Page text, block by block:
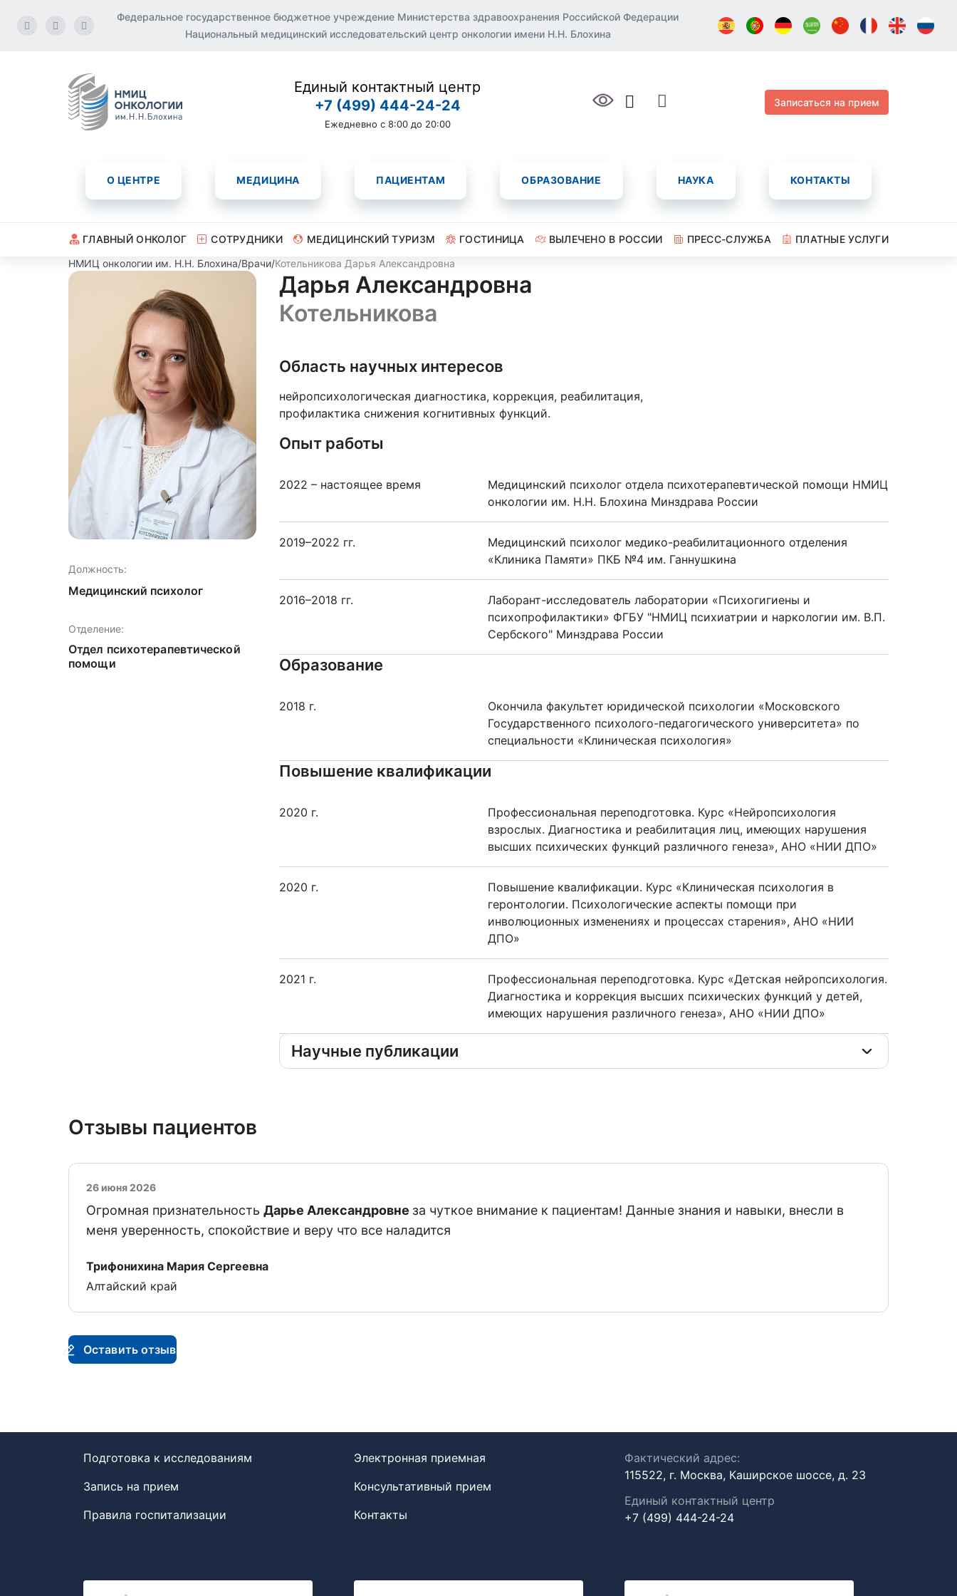
Федеральное государственное бюджетное учреждение Министерства здравоохранения Российской Федерации
Национальный медицинский исследовательский центр онкологии имени Н.Н. Блохина
Единый контактный центр
+7 (499) 444-24-24
Ежедневно с 8:00 до 20:00
Записаться на прием
О ЦЕНТРЕ МЕДИЦИНА ПАЦИЕНТАМ ОБРАЗОВАНИЕ НАУКА КОНТАКТЫ
ГЛАВНЫЙ ОНКОЛОГ СОТРУДНИКИ МЕДИЦИНСКИЙ ТУРИЗМ ГОСТИНИЦА ВЫЛЕЧЕНО В РОССИИ ПРЕСС-СЛУЖБА
ПЛАТНЫЕ УСЛУГИ
НМИЦ онкологии им. Н.Н. Блохина/Врачи/Котельникова Дарья Александровна
Дарья Александровна
Котельникова
Должность:
Медицинский психолог
Отделение:
Отдел психотерапевтической
помощи
Область научных интересов
нейропсихологическая диагностика, коррекция, реабилитация,
профилактика снижения когнитивных функций.
Опыт работы
2022 – настоящее время
Медицинский психолог отдела психотерапевтической помощи НМИЦ
онкологии им. Н.Н. Блохина Минздрава России
2019–2022 гг.
Медицинский психолог медико-реабилитационного отделения
«Клиника Памяти» ПКБ №4 им. Ганнушкина
2016–2018 гг.
Лаборант-исследователь лаборатории «Психогигиены и
психопрофилактики» ФГБУ "НМИЦ психиатрии и наркологии им. В.П.
Сербского" Минздрава России
Образование
2018 г.
Окончила факультет юридической психологии «Московского
Государственного психолого-педагогического университета» по
специальности «Клиническая психология»
Повышение квалификации
2020 г.
Профессиональная переподготовка. Курс «Нейропсихология
взрослых. Диагностика и реабилитация лиц, имеющих нарушения
высших психических функций различного генеза», АНО «НИИ ДПО»
2020 г.
Повышение квалификации. Курс «Клиническая психология в
геронтологии. Психологические аспекты помощи при
инволюционных изменениях и процессах старения», АНО «НИИ
ДПО»
2021 г.
Профессиональная переподготовка. Курс «Детская нейропсихология.
Диагностика и коррекция высших психических функций у детей,
имеющих нарушения различного генеза», АНО «НИИ ДПО»
Научные публикации
Отзывы пациентов
26 июня 2026
Огромная признательность Дарье Александровне за чуткое внимание к пациентам! Данные знания и навыки, внесли в
меня уверенность, спокойствие и веру что все наладится
Отзыв от
Трифонихина Мария Сергеевна
Алтайский край
Оставить отзыв
Подготовка к исследованиям
Запись на прием
Правила госпитализации
Электронная приемная
Консультативный прием
Контакты
Фактический адрес:
115522, г. Москва, Каширское шоссе, д. 23
Единый контактный центр
+7 (499) 444-24-24